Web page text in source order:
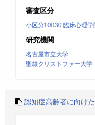
審査区分
小区分10030:臨床心理学
研究機関
名古屋市立大学
聖隷クリストファー大学
認知症高齢者に向け